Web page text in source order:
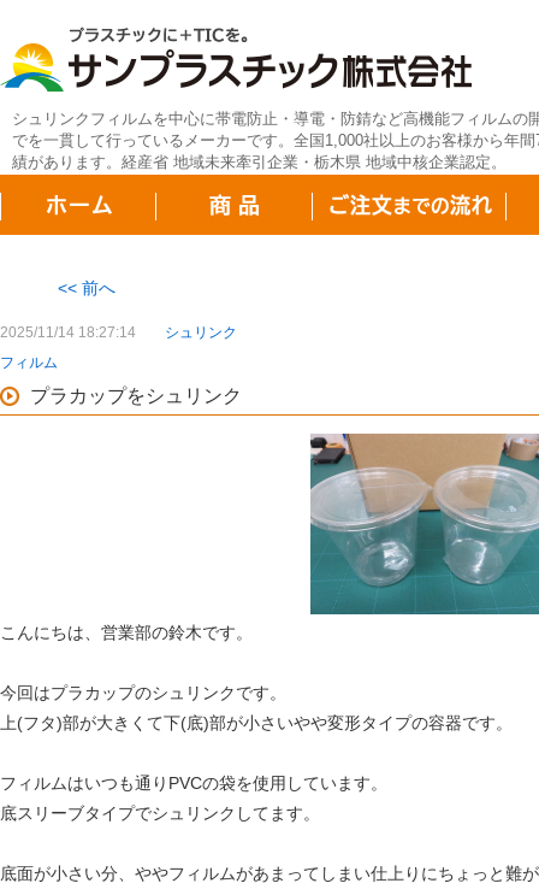
シュリンクフィルムを中心に帯電防止・導電・防錆など高機能フィルムの
でを一貫して行っているメーカーです。全国1,000社以上のお客様から年
績があります。経産省 地域未来牽引企業・栃木県 地域中核企業認定。
<< 前へ
2025/11/14 18:27:14 シュリンク
フィルム
プラカップをシュリンク
こんにちは、営業部の鈴木です。
今回はプラカップのシュリンクです。
上(フタ)部が大きくて下(底)部が小さいやや変形タイプの容器です。
フィルムはいつも通りPVCの袋を使用しています。
底スリーブタイプでシュリンクしてます。
底面が小さい分、ややフィルムがあまってしまい仕上りにちょっと難